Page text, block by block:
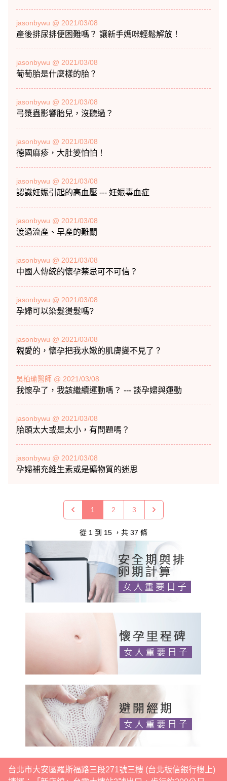
jasonbywu @ 2021/03/08
產後排尿排便困難嗎？ 讓新手媽咪輕鬆解放！
jasonbywu @ 2021/03/08
葡萄胎是什麼樣的胎？
jasonbywu @ 2021/03/08
弓漿蟲影響胎兒，沒聽過？
jasonbywu @ 2021/03/08
德國麻疹，大肚婆怕怕！
jasonbywu @ 2021/03/08
認識妊娠引起的高血壓 --- 妊娠毒血症
jasonbywu @ 2021/03/08
渡過流產、早產的難關
jasonbywu @ 2021/03/08
中國人傳統的懷孕禁忌可不可信？
jasonbywu @ 2021/03/08
孕婦可以染髮燙髮嗎?
jasonbywu @ 2021/03/08
親愛的，懷孕把我水嫩的肌膚變不見了？
吳柏瑜醫師 @ 2021/03/08
我懷孕了，我該繼續運動嗎？ --- 談孕婦與運動
jasonbywu @ 2021/03/08
胎頭太大或是太小，有問題嗎？
jasonbywu @ 2021/03/08
孕婦補充維生素或是礦物質的迷思
1 2 3
從 1 到 15 ，共 37 條
台北市大安區羅斯福路三段271號三樓 (台北板信銀行樓上)